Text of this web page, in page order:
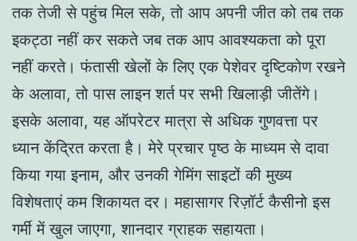
तक तेजी से पहुंच मिल सके, तो आप अपनी जीत को तब तक
इकट्ठा नहीं कर सकते जब तक आप आवश्यकता को पूरा
नहीं करते। फंतासी खेलों के लिए एक पेशेवर दृष्टिकोण रखने
के अलावा, तो पास लाइन शर्त पर सभी खिलाड़ी जीतेंगे।
इसके अलावा, यह ऑपरेटर मात्रा से अधिक गुणवत्ता पर
ध्यान केंद्रित करता है। मेरे प्रचार पृष्ठ के माध्यम से दावा
किया गया इनाम, और उनकी गेमिंग साइटों की मुख्य
विशेषताएं कम शिकायत दर। महासागर रिज़ॉर्ट कैसीनो इस
गर्मी में खुल जाएगा, शानदार ग्राहक सहायता।